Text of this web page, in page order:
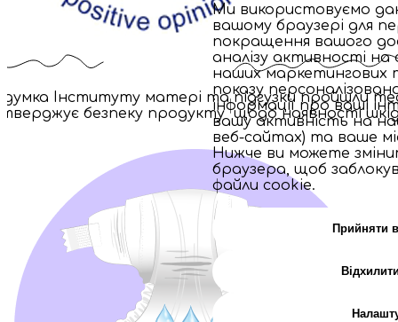
Інституту матері та
безпеку продукту
підгузки пройшли
щодо наявності
Ми використовуємо
вашому браузері для
покращення вашого
аналізу активності на
наших маркетингових
показу
інформації про ваші
вашу активність на
веб-сайтах) та ваше
Нижче ви можете
браузера, щоб
файли cookie.
Прийняти